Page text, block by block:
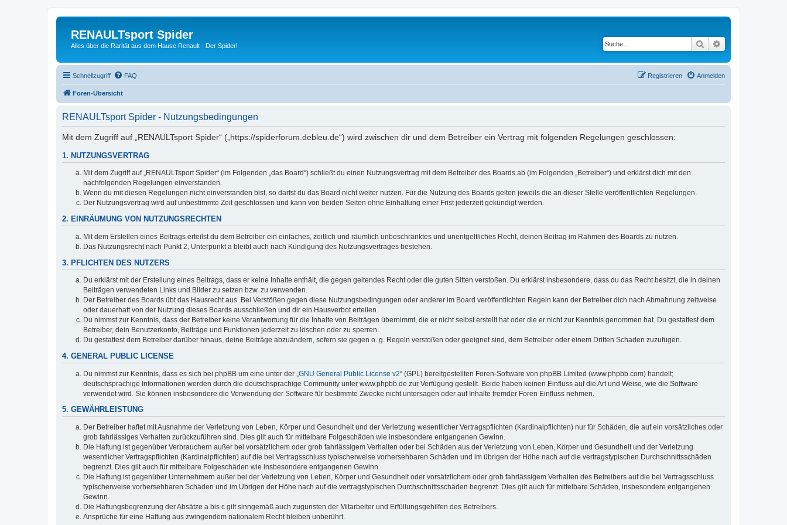
RENAULTsport Spider
Alles über die Rarität aus dem Hause Renault - Der Spider! Suche
Schnellzugriff FAQ Anmelden
Registrieren
Foren-Übersicht
RENAULTsport Spider - Nutzungsbedingungen
Mit dem Zugriff auf „RENAULTsport Spider“ („https://spiderforum.debleu.de“) wird zwischen dir und dem Betreiber ein Vertrag mit folgenden Regelungen geschlossen:
1. NUTZUNGSVERTRAG
Mit dem Zugriff auf „RENAULTsport Spider“ (im Folgenden „das Board“) schließt du einen Nutzungsvertrag mit dem Betreiber des Boards ab (im Folgenden „Betreiber“) und erklärst dich mit den
nachfolgenden Regelungen einverstanden.
Wenn du mit diesen Regelungen nicht einverstanden bist, so darfst du das Board nicht weiter nutzen. Für die Nutzung des Boards gelten jeweils die an dieser Stelle veröffentlichten Regelungen.
Der Nutzungsvertrag wird auf unbestimmte Zeit geschlossen und kann von beiden Seiten ohne Einhaltung einer Frist jederzeit gekündigt werden.
2. EINRÄUMUNG VON NUTZUNGSRECHTEN
Mit dem Erstellen eines Beitrags erteilst du dem Betreiber ein einfaches, zeitlich und räumlich unbeschränktes und unentgeltliches Recht, deinen Beitrag im Rahmen des Boards zu nutzen.
Das Nutzungsrecht nach Punkt 2, Unterpunkt a bleibt auch nach Kündigung des Nutzungsvertrages bestehen.
3. PFLICHTEN DES NUTZERS
Du erklärst mit der Erstellung eines Beitrags, dass er keine Inhalte enthält, die gegen geltendes Recht oder die guten Sitten verstoßen. Du erklärst insbesondere, dass du das Recht besitzt, die in deinen
Beiträgen verwendeten Links und Bilder zu setzen bzw. zu verwenden.
Der Betreiber des Boards übt das Hausrecht aus. Bei Verstößen gegen diese Nutzungsbedingungen oder anderer im Board veröffentlichten Regeln kann der Betreiber dich nach Abmahnung zeitweise
oder dauerhaft von der Nutzung dieses Boards ausschließen und dir ein Hausverbot erteilen.
Du nimmst zur Kenntnis, dass der Betreiber keine Verantwortung für die Inhalte von Beiträgen übernimmt, die er nicht selbst erstellt hat oder die er nicht zur Kenntnis genommen hat. Du gestattest dem
Betreiber, dein Benutzerkonto, Beiträge und Funktionen jederzeit zu löschen oder zu sperren.
Du gestattest dem Betreiber darüber hinaus, deine Beiträge abzuändern, sofern sie gegen o. g. Regeln verstoßen oder geeignet sind, dem Betreiber oder einem Dritten Schaden zuzufügen.
4. GENERAL PUBLIC LICENSE
Du nimmst zur Kenntnis, dass es sich bei phpBB um eine unter der „ GNU General Public License v2“ (GPL) bereitgestellten Foren-Software von phpBB Limited (www.phpbb.com) handelt;
deutschsprachige Informationen werden durch die deutschsprachige Community unter www.phpbb.de zur Verfügung gestellt. Beide haben keinen Einfluss auf die Art und Weise, wie die Software
verwendet wird. Sie können insbesondere die Verwendung der Software für bestimmte Zwecke nicht untersagen oder auf Inhalte fremder Foren Einfluss nehmen.
5. GEWÄHRLEISTUNG
Der Betreiber haftet mit Ausnahme der Verletzung von Leben, Körper und Gesundheit und der Verletzung wesentlicher Vertragspflichten (Kardinalpflichten) nur für Schäden, die auf ein vorsätzliches oder
grob fahrlässiges Verhalten zurückzuführen sind. Dies gilt auch für mittelbare Folgeschäden wie insbesondere entgangenen Gewinn.
Die Haftung ist gegenüber Verbrauchern außer bei vorsätzlichem oder grob fahrlässigem Verhalten oder bei Schäden aus der Verletzung von Leben, Körper und Gesundheit und der Verletzung
wesentlicher Vertragspflichten (Kardinalpflichten) auf die bei Vertragsschluss typischerweise vorhersehbaren Schäden und im übrigen der Höhe nach auf die vertragstypischen Durchschnittsschäden
begrenzt. Dies gilt auch für mittelbare Folgeschäden wie insbesondere entgangenen Gewinn.
Die Haftung ist gegenüber Unternehmern außer bei der Verletzung von Leben, Körper und Gesundheit oder vorsätzlichem oder grob fahrlässigem Verhalten des Betreibers auf die bei Vertragsschluss
typischerweise vorhersehbaren Schäden und im Übrigen der Höhe nach auf die vertragstypischen Durchschnittsschäden begrenzt. Dies gilt auch für mittelbare Schäden, insbesondere entgangenen
Gewinn.
Die Haftungsbegrenzung der Absätze a bis c gilt sinngemäß auch zugunsten der Mitarbeiter und Erfüllungsgehilfen des Betreibers.
Ansprüche für eine Haftung aus zwingendem nationalem Recht bleiben unberührt.